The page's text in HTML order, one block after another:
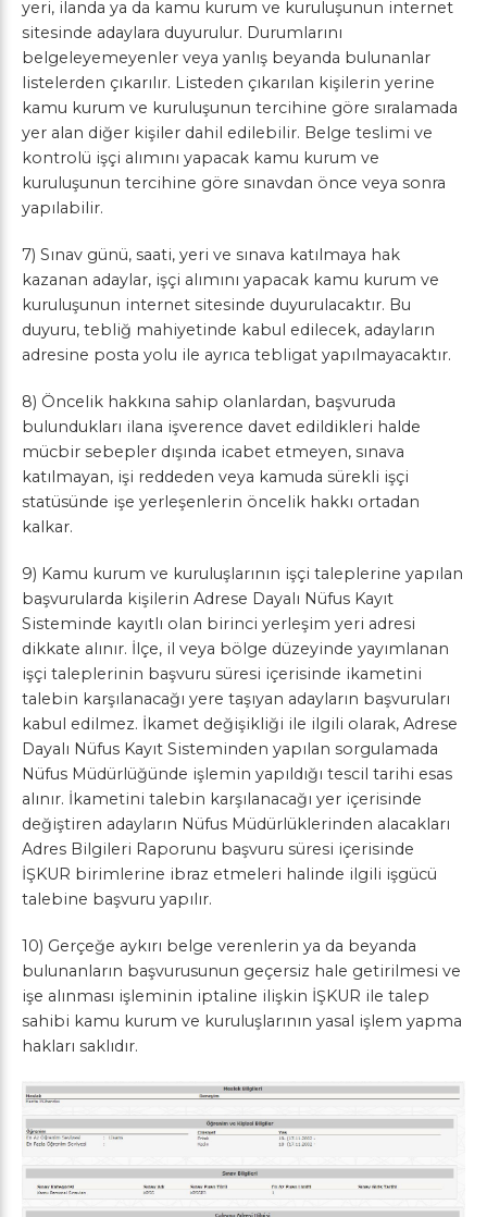
yeri, ilanda ya da kamu kurum ve kuruluşunun internet
sitesinde adaylara duyurulur. Durumlarını
belgeleyemeyenler veya yanlış beyanda bulunanlar
listelerden çıkarılır. Listeden çıkarılan kişilerin yerine
kamu kurum ve kuruluşunun tercihine göre sıralamada
yer alan diğer kişiler dahil edilebilir. Belge teslimi ve
kontrolü işçi alımını yapacak kamu kurum ve
kuruluşunun tercihine göre sınavdan önce veya sonra
yapılabilir.
7) Sınav günü, saati, yeri ve sınava katılmaya hak
kazanan adaylar, işçi alımını yapacak kamu kurum ve
kuruluşunun internet sitesinde duyurulacaktır. Bu
duyuru, tebliğ mahiyetinde kabul edilecek, adayların
adresine posta yolu ile ayrıca tebligat yapılmayacaktır.
8) Öncelik hakkına sahip olanlardan, başvuruda
bulundukları ilana işverence davet edildikleri halde
mücbir sebepler dışında icabet etmeyen, sınava
katılmayan, işi reddeden veya kamuda sürekli işçi
statüsünde işe yerleşenlerin öncelik hakkı ortadan
kalkar.
9) Kamu kurum ve kuruluşlarının işçi taleplerine yapılan
başvurularda kişilerin Adrese Dayalı Nüfus Kayıt
Sisteminde kayıtlı olan birinci yerleşim yeri adresi
dikkate alınır. İlçe, il veya bölge düzeyinde yayımlanan
işçi taleplerinin başvuru süresi içerisinde ikametini
talebin karşılanacağı yere taşıyan adayların başvuruları
kabul edilmez. İkamet değişikliği ile ilgili olarak, Adrese
Dayalı Nüfus Kayıt Sisteminden yapılan sorgulamada
Nüfus Müdürlüğünde işlemin yapıldığı tescil tarihi esas
alınır. İkametini talebin karşılanacağı yer içerisinde
değiştiren adayların Nüfus Müdürlüklerinden alacakları
Adres Bilgileri Raporunu başvuru süresi içerisinde
İŞKUR birimlerine ibraz etmeleri halinde ilgili işgücü
talebine başvuru yapılır.
10) Gerçeğe aykırı belge verenlerin ya da beyanda
bulunanların başvurusunun geçersiz hale getirilmesi ve
işe alınması işleminin iptaline ilişkin İŞKUR ile talep
sahibi kamu kurum ve kuruluşlarının yasal işlem yapma
hakları saklıdır.